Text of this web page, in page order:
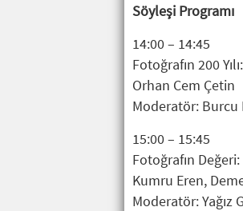
Söyleşi Programı
14:00 – 14:45
Fotoğrafın 200
Orhan Cem Çetin
Moderatör: Burcu
15:00 – 15:45
Fotoğrafın
Kumru Eren,
Moderatör: Yağız